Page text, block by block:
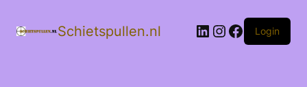
Schietspullen.nl LinkedIn
Instagram
Facebook
Login